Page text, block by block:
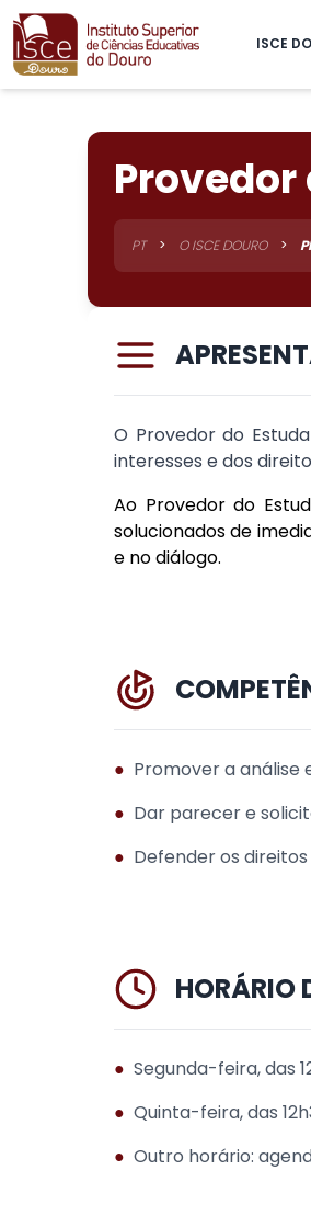
ISCE
PT > O ISCE DOURO >
O Provedor do
interesses e dos
Ao Provedor do
solucionados de
e no diálogo.
● Promover a análise
● Dar parecer e
● Defender os
HORÁRIO
● Segunda-feira, das
● Quinta-feira, das
● Outro horário: